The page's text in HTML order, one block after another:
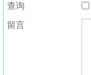
查询
留言